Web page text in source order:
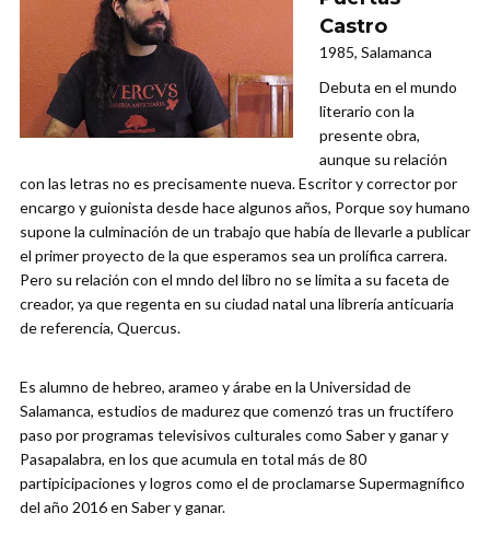
Castro
1985, Salamanca
Debuta en el mundo
literario con la
presente obra,
aunque su relación
con las letras no es precisamente nueva. Escritor y corrector por
encargo y guionista desde hace algunos años, Porque soy humano
supone la culminación de un trabajo que había de llevarle a publicar
el primer proyecto de la que esperamos sea un prolífica carrera.
Pero su relación con el mndo del libro no se limita a su faceta de
creador, ya que regenta en su ciudad natal una librería anticuaria
de referencia, Quercus.
Es alumno de hebreo, arameo y árabe en la Universidad de
Salamanca, estudios de madurez que comenzó tras un fructífero
paso por programas televisivos culturales como Saber y ganar y
Pasapalabra, en los que acumula en total más de 80
partipicipaciones y logros como el de proclamarse Supermagnífico
del año 2016 en Saber y ganar.